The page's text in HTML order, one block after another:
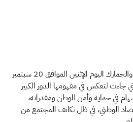
دشنت هيئة الزكاة والضريبة والجمارك اليوم الإثنين الموافق 20 سبتمبر
جاءت لتعكس في مفهومها الدور الكبير
في حماية وأمن الوطن ومقدراته،
الوطني، في ظل تكاتف المجتمع من